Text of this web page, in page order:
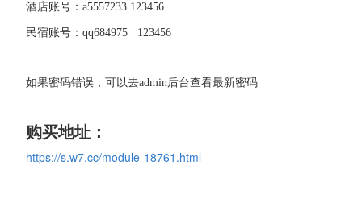
酒店账号：a5557233 123456
民宿账号：qq684975 123456
如果密码错误，可以去admin后台查看最新密码
购买地址：
https://s.w7.cc/module-18761.html